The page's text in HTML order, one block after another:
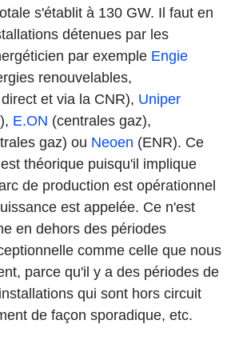
s'établit à 130 GW. Il faut en
détenues par les
par exemple Engie
renouvelables,
et via la CNR), Uniper
E.ON (centrales gaz),
gaz) ou Neoen (ENR). Ce
théorique puisqu'il implique
de production est opérationnel
est appelée. Ce n'est
en dehors des périodes
comme celle que nous
parce qu'il y a des périodes de
qui sont hors circuit
de façon sporadique, etc.